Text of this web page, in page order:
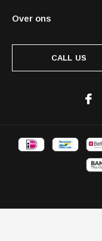
Over ons
CALL US